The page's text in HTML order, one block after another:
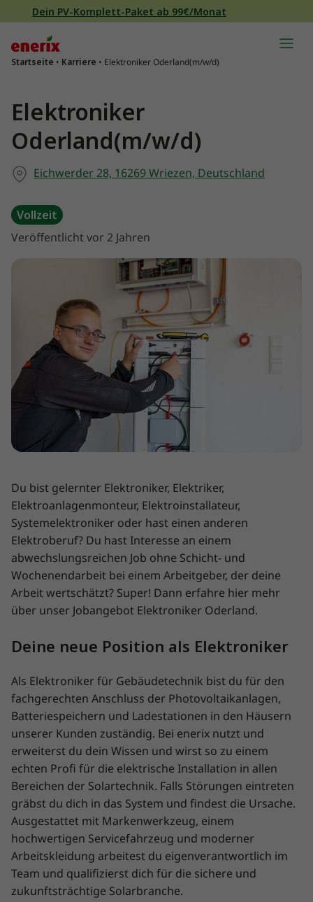
Direkt zum Inhalt wechseln
Dein PV-Komplett-Paket ab 99€/Monat
Hauptnavigation
Startseite • Karriere • Elektroniker Oderland(m/w/d)
Elektroniker
Oderland(m/w/d)
Eichwerder 28, 16269 Wriezen, Deutschland
Vollzeit
Veröffentlicht vor 2 Jahren
Du bist gelernter Elektroniker, Elektriker,
Elektroanlagenmonteur, Elektroinstallateur,
Systemelektroniker oder hast einen anderen
Elektroberuf? Du hast Interesse an einem
abwechslungsreichen Job ohne Schicht- und
Wochenendarbeit bei einem Arbeitgeber, der deine
Arbeit wertschätzt? Super! Dann erfahre hier mehr
über unser Jobangebot Elektroniker Oderland.
Deine neue Position als Elektroniker
Als Elektroniker für Gebäudetechnik bist du für den
fachgerechten Anschluss der Photovoltaikanlagen,
Batteriespeichern und Ladestationen in den Häusern
unserer Kunden zuständig. Bei enerix nutzt und
erweiterst du dein Wissen und wirst so zu einem
echten Profi für die elektrische Installation in allen
Bereichen der Solartechnik. Falls Störungen eintreten
gräbst du dich in das System und findest die Ursache.
Ausgestattet mit Markenwerkzeug, einem
hochwertigen Servicefahrzeug und moderner
Arbeitskleidung arbeitest du eigenverantwortlich im
Team und qualifizierst dich für die sichere und
zukunftsträchtige Solarbranche.